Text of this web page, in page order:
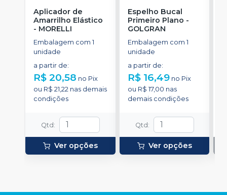
Aplicador de
Amarrilho Elástico
- MORELLI
Embalagem com 1
unidade
a partir de:
R$ 20,58 no Pix
ou R$ 21,22 nas demais
condições
Qtd:
Ver opções
Espelho Bucal
Primeiro Plano -
GOLGRAN
Embalagem com 1
unidade
a partir de:
R$ 16,49 no Pix
ou R$ 17,00 nas
demais condições
Qtd:
Ver opções